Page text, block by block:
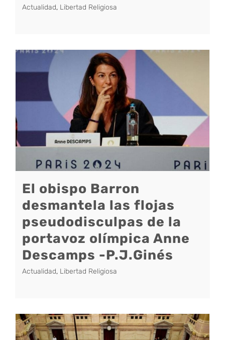
Actualidad, Libertad Religiosa
El obispo Barron
desmantela las flojas
pseudodisculpas de la
portavoz olímpica Anne
Descamps -P.J.Ginés
Actualidad, Libertad Religiosa